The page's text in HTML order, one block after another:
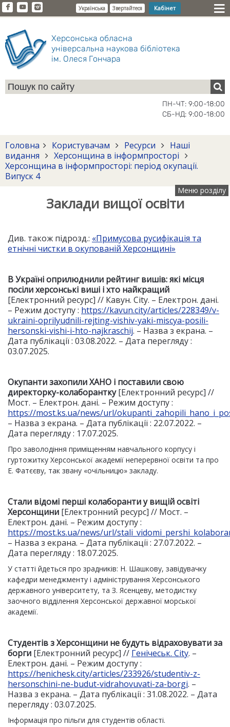
Українська Звертайтеся Кабінет
Херсонська обласна
універсальна наукова бібліотека
ім. Олеся Гончара
ПН-ЧТ: 9:00-18:00
СБ-НД: 9:00-18:00
Головна Користувачам Ресурси
Наші
видання
Херсонщина в інформпросторі
Херсонщина в інформпросторі: період окупації.
Випуск 4
Меню розділу
Заклади вищої освіти
Див. також підрозд.: «Примусова русифікація та
етнічні чистки в окупованій Херсонщині»
В Україні оприлюднили рейтинг вишів: які місця
посіли херсонські виші і хто найкращий
[Електронний ресурс] // Кавун. City. – Електрон. дані.
– Режим доступу : https://kavun.city/articles/228349/v-
ukraini-oprilyudnili-rejting-vishiv-yaki-miscya-posili-
hersonski-vishi-i-hto-najkraschij. – Назва з екрана. –
Дата публікації : 03.08.2022. – Дата перегляду :
03.07.2025.
Окупанти захопили ХАНО і поставили свою
директорку-колаборантку[Електронний ресурс] //
Мост. – Електрон. дані. – Режим доступу :
https://most.ks.ua/news/url/
– Назва з екрана. – Дата публікації : 22.07.2022. –
Дата перегляду : 17.07.2025.
Про заволодіння приміщенням навчального корпусу і
гуртожитку Херсонської академії неперервної освіти та про
Е. Фатєєву, так звану «очільницю» закладу.
Стали відомі перші колаборанти у вищій освіті
Херсонщини [Електронний ресурс] // Мост. –
Електрон. дані. – Режим доступу :
https://most.ks.ua/news/url/
– Назва з екрана. – Дата публікації : 27.07.2022. –
Дата перегляду : 18.07.2025.
У статті йдеться про зрадників: Н. Шашкову, завідувачку
кафедри менеджменту і адміністрування Херсонського
державного університету, та З. Ясенцеву, методистку
заочного відділення Херсонської державної морської
академії.
Студентів з Херсонщини не будуть відраховувати за
борги [Електронний ресурс] // Генічеськ. City. –
Електрон. дані. – Режим доступу :
https://henichesk.city/articles/233926/studentiv-z-
hersonschini-ne-budut-vidrahovuvati-za-borgi. –
Назва з екрана. – Дата публікації : 31.08.2022. – Дата
перегляду : 03.07.2025.
Інформація про пільги для студентів області.